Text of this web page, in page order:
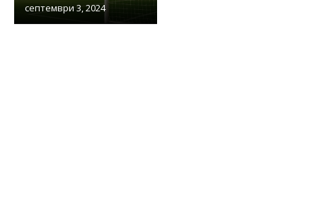
септември 3, 2024